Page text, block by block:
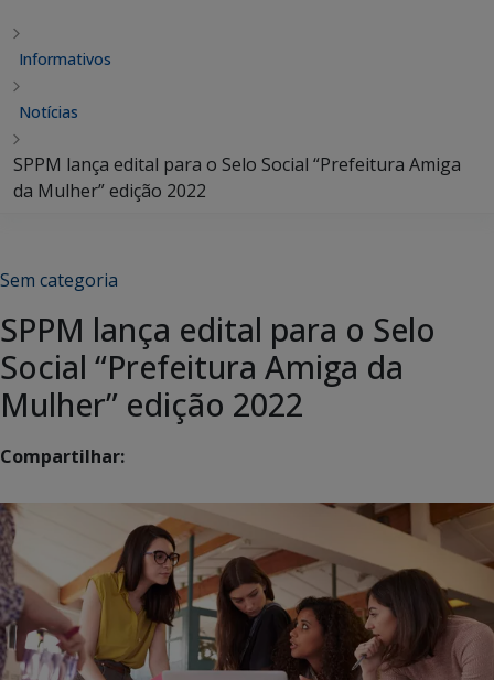
Informativos
Notícias
SPPM lança edital para o Selo Social “Prefeitura Amiga
da Mulher” edição 2022
Sem categoria
SPPM lança edital para o Selo
Social “Prefeitura Amiga da
Mulher” edição 2022
Compartilhar: